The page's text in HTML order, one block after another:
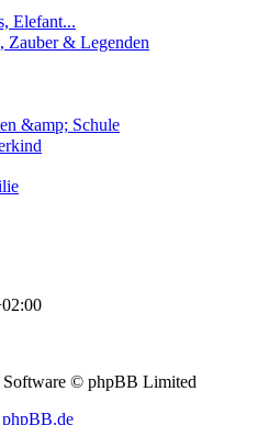
Elefant...
& Legenden
&amp; Schule
© phpBB Limited
phpBB.de